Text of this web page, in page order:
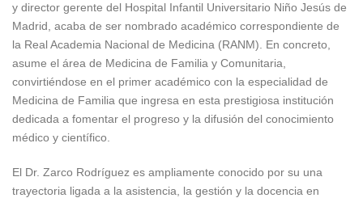
y director gerente del Hospital Infantil Universitario Niño Jesús de
Madrid, acaba de ser nombrado académico correspondiente de
la Real Academia Nacional de Medicina (RANM). En concreto,
asume el área de Medicina de Familia y Comunitaria,
convirtiéndose en el primer académico con la especialidad de
Medicina de Familia que ingresa en esta prestigiosa institución
dedicada a fomentar el progreso y la difusión del conocimiento
médico y científico.
El Dr. Zarco Rodríguez es ampliamente conocido por su una
trayectoria ligada a la asistencia, la gestión y la docencia en